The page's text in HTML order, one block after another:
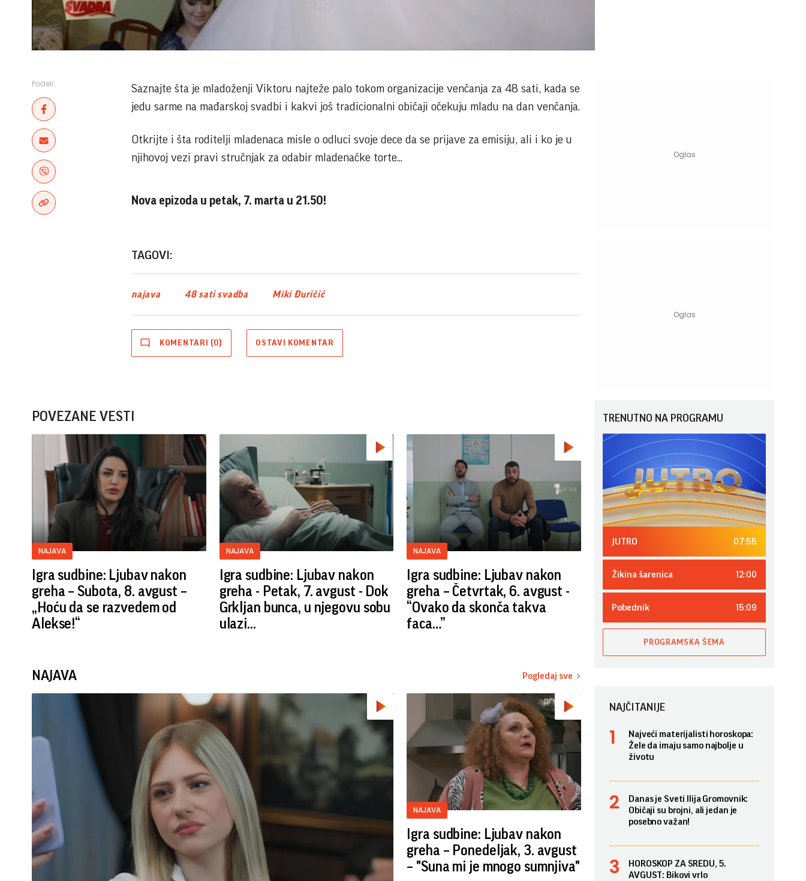
Podeli:
Saznajte šta je mladoženji Viktoru najteže palo tokom organizacije venčanja za 48 sati, kada se
jedu sarme na mađarskoj svadbi i kakvi još tradicionalni običaji očekuju mladu na dan venčanja.
Otkrijte i šta roditelji mladenaca misle o odluci svoje dece da se prijave za emisiju, ali i ko je u
njihovoj vezi pravi stručnjak za odabir mladenačke torte...
Nova epizoda u petak, 7. marta u 21.50!
TAGOVI:
najava 48 sati svadba Miki Đuričić
KOMENTARI (0) OSTAVI KOMENTAR
POVEZANE VESTI
NAJAVA
Igra sudbine: Ljubav nakon
greha – Subota, 8. avgust –
„Hoću da se razvedem od
Alekse!“
NAJAVA
Igra sudbine: Ljubav nakon
greha - Petak, 7. avgust - Dok
Grkljan bunca, u njegovu sobu
ulazi...
NAJAVA
Igra sudbine: Ljubav nakon
greha – Četvrtak, 6. avgust -
“Ovako da skonča takva
faca…”
NAJAVA Pogledaj sve
NAJAVA
Igra sudbine: Ljubav nakon
greha – Ponedeljak, 3. avgust
– "Suna mi je mnogo sumnjiva"
TRENUTNO NA PROGRAMU
JUTRO 07:55
Žikina šarenica 12:00
Pobednik 15:09
PROGRAMSKA ŠEMA
NAJČITANIJE
Najveći materijalisti horoskopa:
Žele da imaju samo najbolje u
životu
Danas je Sveti Ilija Gromovnik:
Običaji su brojni, ali jedan je
posebno važan!
HOROSKOP ZA SREDU, 5.
AVGUST: Bikovi vrlo